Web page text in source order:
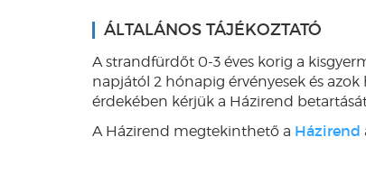
ÁLTALÁNOS TÁJÉKOZTATÓ
A strandfürdőt 0-3 éves korig a
napjától 2 hónapig érvényesek és
érdekében kérjük a Házirend
A Házirend megtekinthető a Házirend